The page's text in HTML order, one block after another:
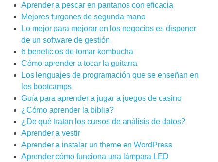
Aprender a pescar en pantanos con eficacia
Mejores furgones de segunda mano
Lo mejor para mejorar en los negocios es disponer
de un software de gestión
6 beneficios de tomar kombucha
Cómo aprender a tocar la guitarra
Los lenguajes de programación que se enseñan en
los bootcamps
Guía para aprender a jugar a juegos de casino
¿Cómo aprender la biblia?
¿De qué tratan los cursos de análisis de datos?
Aprender a vestir
Aprender a instalar un theme en WordPress
Aprender cómo funciona una lámpara LED